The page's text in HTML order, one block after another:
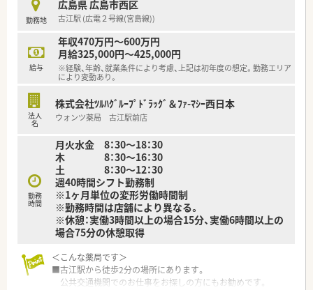
勤務地
広島県 広島市西区
古江駅 (広電２号線(宮島線))
給与
年収470万円～600万円
月給325,000円～425,000円
※経験、年齢、就業条件により考慮、上記は初年度の想定。勤務エリア
により変動あり。
法人
名
株式会社ﾂﾙﾊｸﾞﾙｰﾌﾟﾄﾞﾗｯｸﾞ＆ﾌｧ-ﾏｼｰ西日本
ウォンツ薬局 古江駅前店
勤務
時間
月火水金 8：30～18：30
木 8：30～16：30
土 8：30～12：30
週40時間シフト勤務制
※1ヶ月単位の変形労働時間制
※勤務時間は店舗により異なる。
※休憩：実働3時間以上の場合15分、実働6時間以上の
場合75分の休憩取得
＜こんな薬局です＞
■古江駅から徒歩2分の場所にあります。
公共交通機関でのお仕事をお探しの方にもお勧めです。